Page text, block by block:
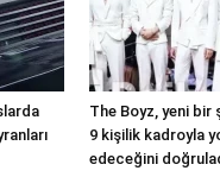
The Boyz, yeni
9 kişilik kadroyla
edeceğini